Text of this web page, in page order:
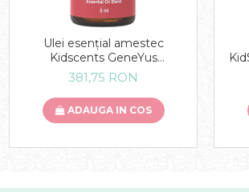
Ulei esențial amestec
Kidscents GeneYus
(Kidscents GeneYus
Essential Oil Blend) 5 ML
381,75 RON
ADAUGA IN COS